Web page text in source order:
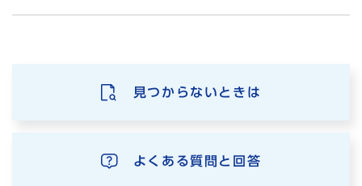
見つからないときは
よくある質問と回答